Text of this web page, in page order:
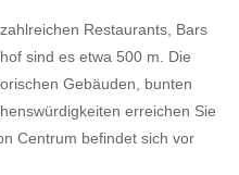
Restaurants, Bars
sind es etwa 500 m. Die
Gebäuden, bunten
erreichen Sie
Centrum befindet sich vor